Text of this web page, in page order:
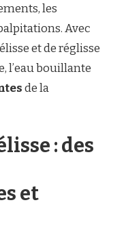
les
Avec
et de réglisse
l’eau bouillante
de la
: des
et